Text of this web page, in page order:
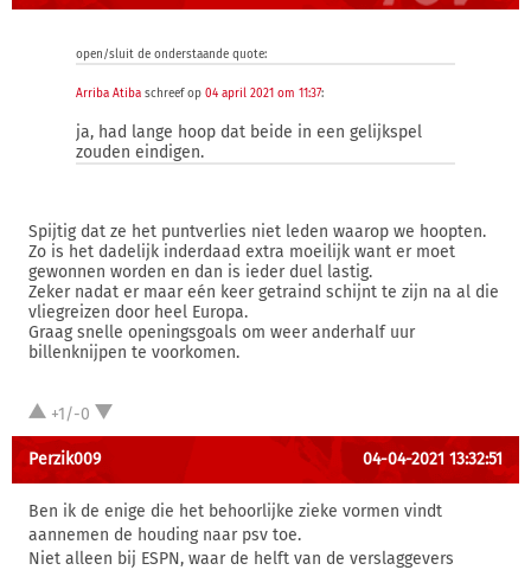
open/sluit de onderstaande quote:
Arriba Atiba schreef op 04 april 2021 om 11:37:
ja, had lange hoop dat beide in een gelijkspel
zouden eindigen.
Spijtig dat ze het puntverlies niet leden waarop we hoopten.
Zo is het dadelijk inderdaad extra moeilijk want er moet
gewonnen worden en dan is ieder duel lastig.
Zeker nadat er maar eén keer getraind schijnt te zijn na al die
vliegreizen door heel Europa.
Graag snelle openingsgoals om weer anderhalf uur
billenknijpen te voorkomen.
+1/-0
Perzik009 04-04-2021 13:32:51
Ben ik de enige die het behoorlijke zieke vormen vindt
aannemen de houding naar psv toe.
Niet alleen bij ESPN, waar de helft van de verslaggevers